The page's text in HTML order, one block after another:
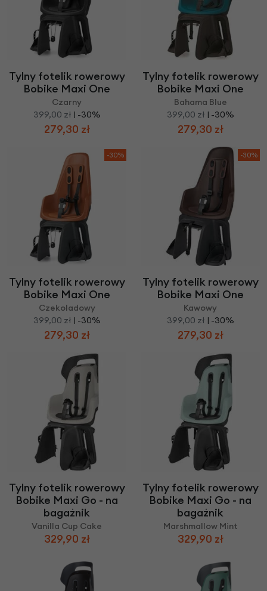
Tylny fotelik rowerowy
Bobike Maxi One
Czarny
399,00 zł | -30%
279,30 zł
Tylny fotelik rowerowy
Bobike Maxi One
Bahama Blue
399,00 zł | -30%
279,30 zł
-30%
Tylny fotelik rowerowy
Bobike Maxi One
Czekoladowy
399,00 zł | -30%
279,30 zł
-30%
Tylny fotelik rowerowy
Bobike Maxi One
Kawowy
399,00 zł | -30%
279,30 zł
Tylny fotelik rowerowy
Bobike Maxi Go - na
bagażnik
Vanilla Cup Cake
329,90 zł
Tylny fotelik rowerowy
Bobike Maxi Go - na
bagażnik
Marshmallow Mint
329,90 zł